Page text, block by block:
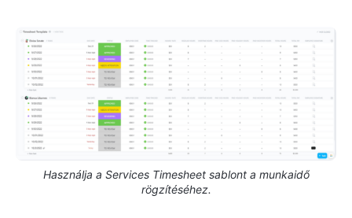
Használja a Services Timesheet sablont a munkaidő
rögzítéséhez.